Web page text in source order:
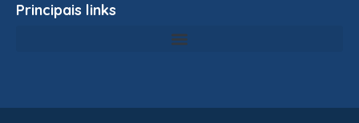
Principais links